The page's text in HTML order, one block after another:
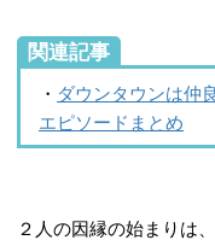
関連記事
・ ダウンタウンは仲
エピソードまとめ
２人の因縁の始まりは